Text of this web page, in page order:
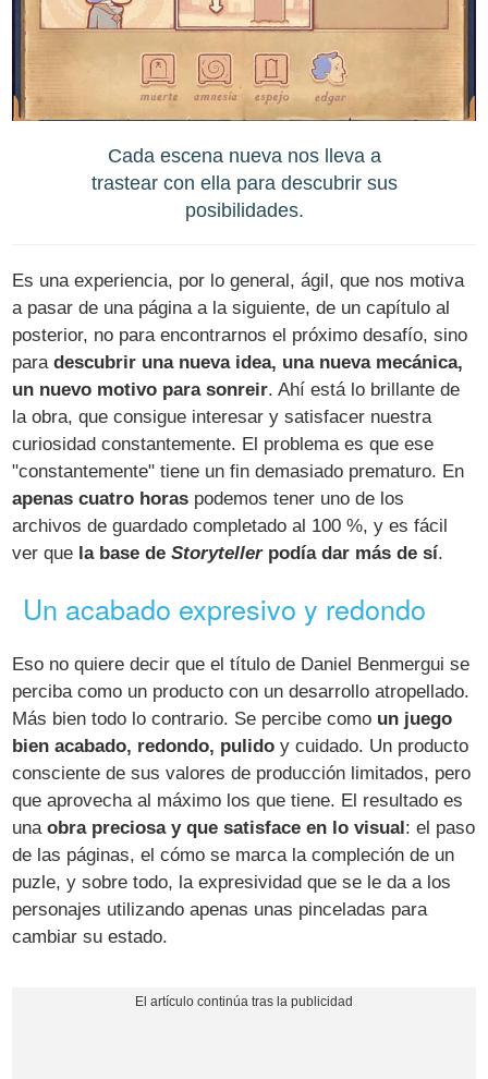
Cada escena nueva nos lleva a
trastear con ella para descubrir sus
posibilidades.
Es una experiencia, por lo general, ágil, que nos motiva
a pasar de una página a la siguiente, de un capítulo al
posterior, no para encontrarnos el próximo desafío, sino
paradescubrir una nueva idea, una nueva mecánica,
un nuevo motivo para sonreir. Ahí está lo brillante de
la obra, que consigue interesar y satisfacer nuestra
curiosidad constantemente. El problema es que ese
"constantemente" tiene un fin demasiado prematuro. En
apenas cuatro horas podemos tener uno de los
archivos de guardado completado al 100 %, y es fácil
ver que la base deStorytellerpodía dar más de sí.
Un acabado expresivo y redondo
Eso no quiere decir que el título de Daniel Benmergui se
perciba como un producto con un desarrollo atropellado.
Más bien todo lo contrario. Se percibe como un juego
bien acabado, redondo, pulido y cuidado. Un producto
consciente de sus valores de producción limitados, pero
que aprovecha al máximo los que tiene. El resultado es
unaobra preciosa y que satisface en lo visual: el paso
de las páginas, el cómo se marca la compleción de un
puzle, y sobre todo, la expresividad que se le da a los
personajes utilizando apenas unas pinceladas para
cambiar su estado.